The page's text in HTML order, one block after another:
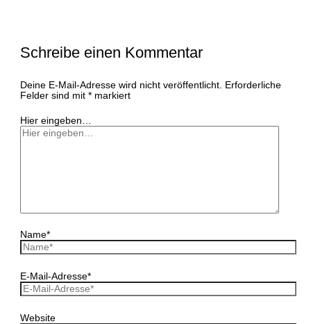
Schreibe einen Kommentar
Deine E-Mail-Adresse wird nicht veröffentlicht. Erforderliche
Felder sind mit* markiert
Hier eingeben…
Name*
E-Mail-Adresse*
Website